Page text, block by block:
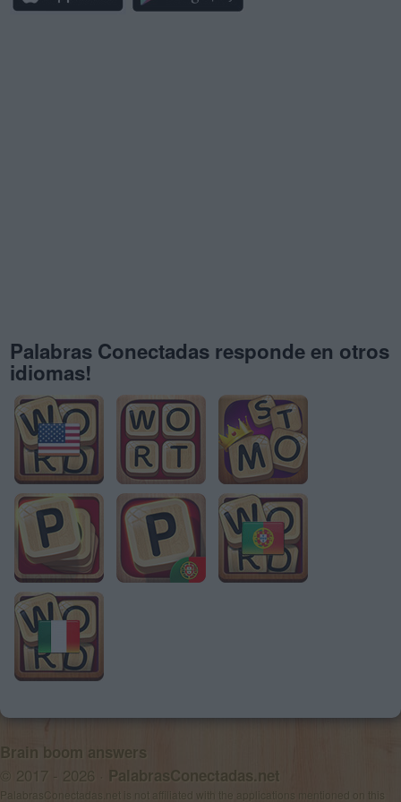
Palabras Conectadas responde en otros
idiomas!
Brain boom answers
© 2017 - 2026 · PalabrasConectadas.net
PalabrasConectadas.net is not affiliated with the applications mentioned on this